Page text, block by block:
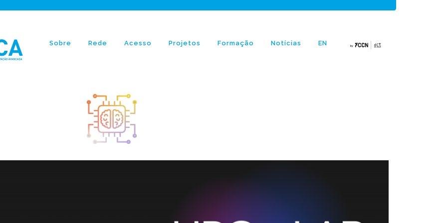
Sobre Rede Acesso Projetos Formação Notícias EN by FCCN